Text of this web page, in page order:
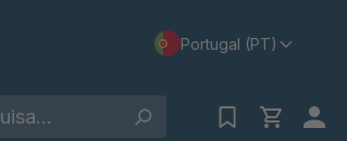
Portugal (PT)